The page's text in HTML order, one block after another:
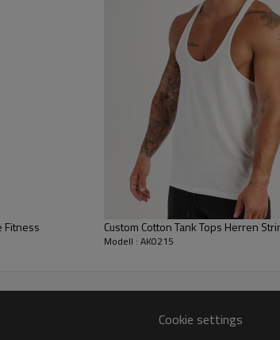
95 % Baumwolle 5 % Elasthan / 90 % Polyester 10 %
Feuchtigkeitstransport, Vier-Wege-Stretch,
schnell trocknend, antistatisch, leicht
Laufen, Workout, Yoga, Alltagskleidung
Wärmeübertragung, Sublimation, Webbund,
Angepasst an Ihre Marke
für die Massenproduktion, nachdem alle Details
Fitness
Custom Cotton Tank Tops Herren
Modell : AK0215
Cookie settings